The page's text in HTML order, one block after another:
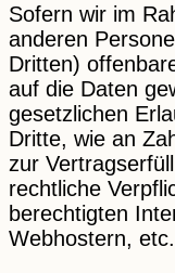
Sofern wir im
anderen
Dritten)
auf die Daten
gesetzlichen
Dritte, wie an
zur
rechtliche
berechtigten
Webhostern,